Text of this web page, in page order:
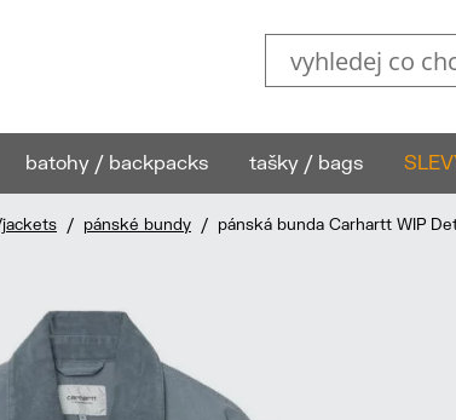
batohy / backpacks tašky / bags
/ pánské bundy / pánská bunda Carhartt WIP